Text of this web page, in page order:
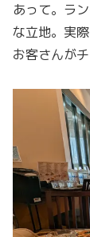
あって。ラ
な立地。実
お客さんが